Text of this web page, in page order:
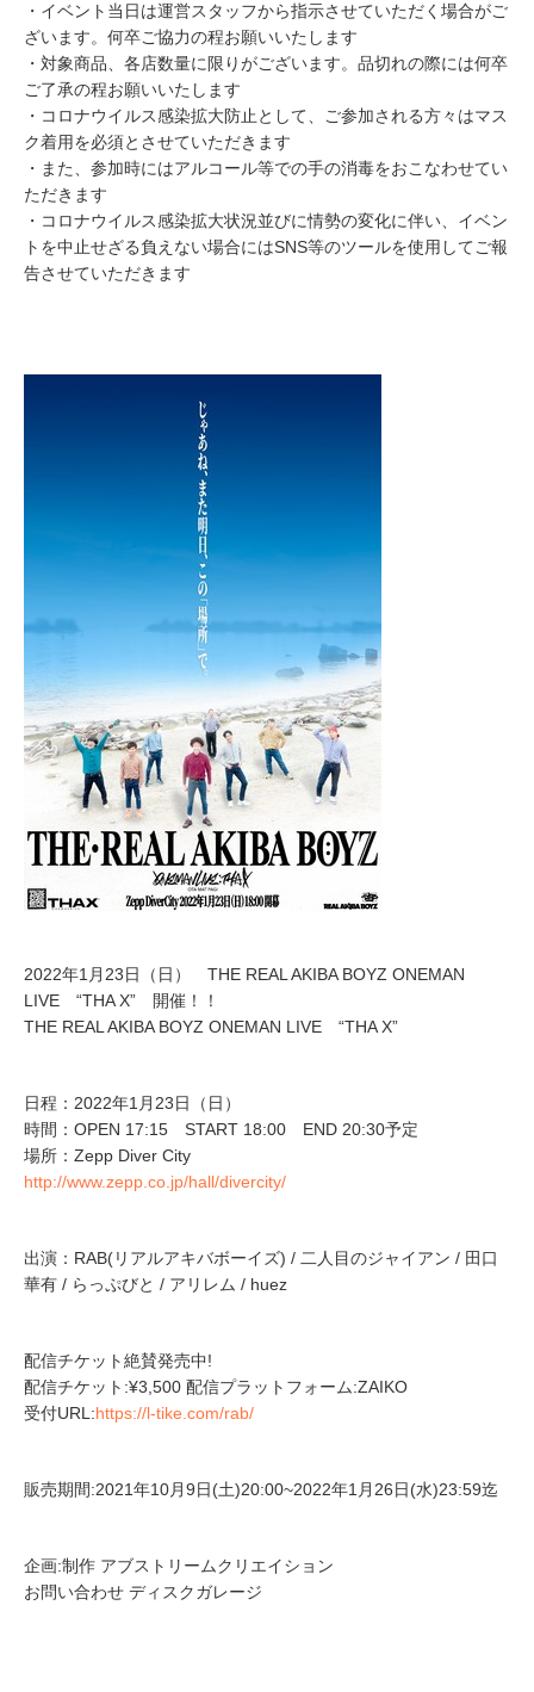
・イベント当日は運営スタッフから指示させていただく場合がご
ざいます。何卒ご協力の程お願いいたします
・対象商品、各店数量に限りがございます。品切れの際には何卒
ご了承の程お願いいたします
・コロナウイルス感染拡大防止として、ご参加される方々はマス
ク着用を必須とさせていただきます
・また、参加時にはアルコール等での手の消毒をおこなわせてい
ただきます
・コロナウイルス感染拡大状況並びに情勢の変化に伴い、イベン
トを中止せざる負えない場合にはSNS等のツールを使用してご報
告させていただきます
2022年1月23日（日） THE REAL AKIBA BOYZ ONEMAN
LIVE “THA X” 開催！！
THE REAL AKIBA BOYZ ONEMAN LIVE “THA X”
日程：2022年1月23日（日）
時間：OPEN 17:15 START 18:00 END 20:30予定
場所：Zepp Diver City
http://www.zepp.co.jp/hall/divercity/
出演：RAB(リアルアキバボーイズ) / 二人目のジャイアン / 田口
華有 / らっぷびと / アリレム / huez
配信チケット絶賛発売中!
配信チケット:¥3,500 配信プラットフォーム:ZAIKO
受付URL:https://l-tike.com/rab/
販売期間:2021年10月9日(土)20:00~2022年1月26日(水)23:59迄
企画:制作 アブストリームクリエイション
お問い合わせ ディスクガレージ